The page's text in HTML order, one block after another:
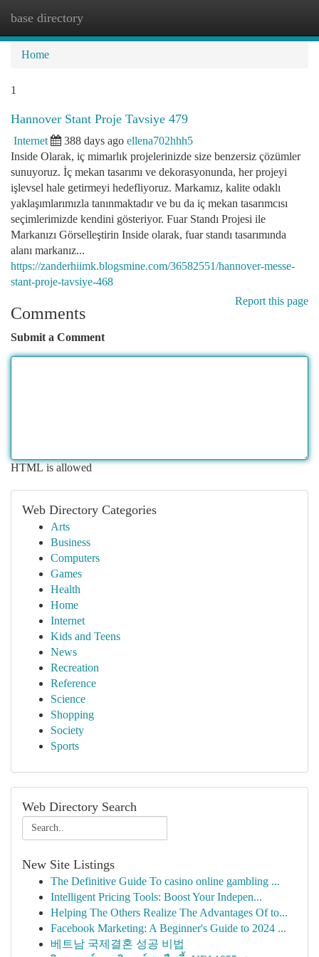
base directory
Home
1
Hannover Stant Proje Tavsiye 479
Internet 388 days ago ellena702hhh5
Inside Olarak, iç mimarlık projelerinizde size benzersiz çözümler
sunuyoruz. İç mekan tasarımı ve dekorasyonunda, her projeyi
işlevsel hale getirmeyi hedefliyoruz. Markamız, kalite odaklı
yaklaşımlarımızla tanınmaktadır ve bu da iç mekan tasarımcısı
seçimlerimizde kendini gösteriyor. Fuar Standı Projesi ile
Markanızı Görselleştirin Inside olarak, fuar standı tasarımında
alanı markanız...
https://zanderhiimk.blogsmine.com/36582551/hannover-messe-
stant-proje-tavsiye-468
Report this page
Comments
Submit a Comment
HTML is allowed
Web Directory Categories
Arts
Business
Computers
Games
Health
Home
Internet
Kids and Teens
News
Recreation
Reference
Science
Shopping
Society
Sports
Web Directory Search
New Site Listings
The Definitive Guide To casino online gambling ...
Intelligent Pricing Tools: Boost Your Indepen...
Helping The Others Realize The Advantages Of to...
Facebook Marketing: A Beginner's Guide to 2024 ...
베트남 국제결혼 성공 비법